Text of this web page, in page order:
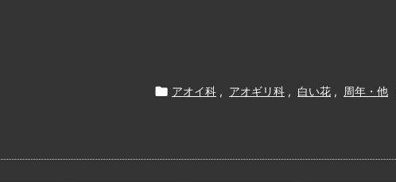
 アオイ科 , アオギリ科 , 白い花 , 周年・他